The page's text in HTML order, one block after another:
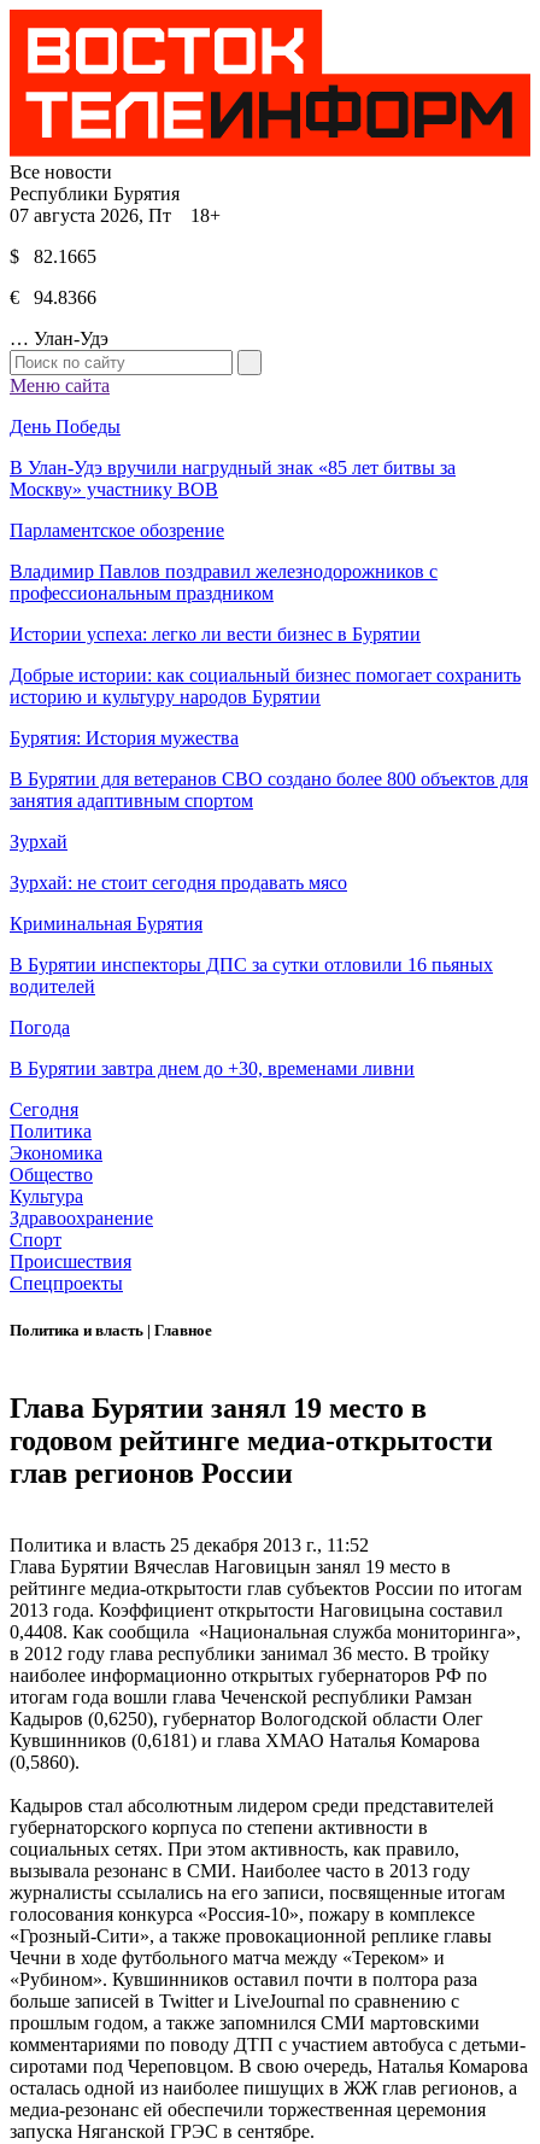
Все новости
Республики Бурятия
07 августа 2026, Пт 18+
$ 82.1665
€ 94.8366
… Улан-Удэ
Меню сайта
День Победы
В Улан-Удэ вручили нагрудный знак «85 лет битвы за
Москву» участнику ВОВ
Парламентское обозрение
Владимир Павлов поздравил железнодорожников с
профессиональным праздником
Истории успеха: легко ли вести бизнес в Бурятии
Добрые истории: как социальный бизнес помогает сохранить
историю и культуру народов Бурятии
Бурятия: История мужества
В Бурятии для ветеранов СВО создано более 800 объектов для
занятия адаптивным спортом
Зурхай
Зурхай: не стоит сегодня продавать мясо
Криминальная Бурятия
В Бурятии инспекторы ДПС за сутки отловили 16 пьяных
водителей
Погода
В Бурятии завтра днем до +30, временами ливни
Сегодня
Политика
Экономика
Общество
Культура
Здравоохранение
Спорт
Происшествия
Спецпроекты
Политика и власть | Главное
Глава Бурятии занял 19 место в
годовом рейтинге медиа-открытости
глав регионов России
Политика и власть 25 декабря 2013 г., 11:52
Глава Бурятии Вячеслав Наговицын занял 19 место в
рейтинге медиа-открытости глав субъектов России по итогам
2013 года. Коэффициент открытости Наговицына составил
0,4408. Как сообщила «Национальная служба мониторинга»,
в 2012 году глава республики занимал 36 место. В тройку
наиболее информационно открытых губернаторов РФ по
итогам года вошли глава Чеченской республики Рамзан
Кадыров (0,6250), губернатор Вологодской области Олег
Кувшинников (0,6181) и глава ХМАО Наталья Комарова
(0,5860).
Кадыров стал абсолютным лидером среди представителей
губернаторского корпуса по степени активности в
социальных сетях. При этом активность, как правило,
вызывала резонанс в СМИ. Наиболее часто в 2013 году
журналисты ссылались на его записи, посвященные итогам
голосования конкурса «Россия-10», пожару в комплексе
«Грозный-Сити», а также провокационной реплике главы
Чечни в ходе футбольного матча между «Тереком» и
«Рубином». Кувшинников оставил почти в полтора раза
больше записей в Twitter и LiveJournal по сравнению с
прошлым годом, а также запомнился СМИ мартовскими
комментариями по поводу ДТП с участием автобуса с детьми-
сиротами под Череповцом. В свою очередь, Наталья Комарова
осталась одной из наиболее пишущих в ЖЖ глав регионов, а
медиа-резонанс ей обеспечили торжественная церемония
запуска Няганской ГРЭС в сентябре.